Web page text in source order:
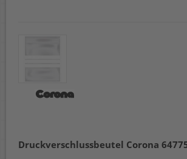
Druckverschlussbeutel Corona